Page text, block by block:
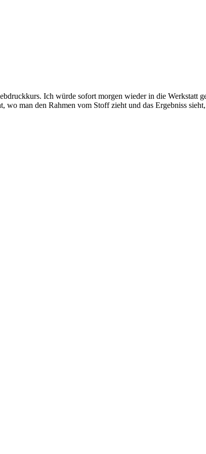
Ich würde sofort morgen wieder in die
wo man den Rahmen vom Stoff zieht und das Ergebniss